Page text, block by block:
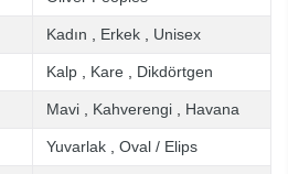
Kadın Erkek Unisex
Kalp Kare Dikdörtgen
Mavi Kahverengi Havana
Yuvarlak Oval / Elips